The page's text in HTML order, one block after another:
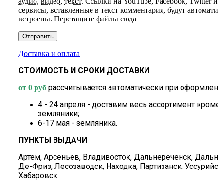
сервисы, вставленные в текст комментария, будут
встроены. Перетащите файлы сюда
Доставка и оплата
СТОИМОСТЬ И СРОКИ ДОСТАВКИ
от 0 руб рассчитывается автоматически при
4 - 24 апреля - доставим весь ассортимент
земляники;
6-17 мая - земляника.
ПУНКТЫ ВЫДАЧИ
Артем, Арсеньев, Владивосток, Дальнереченск,
Де-Фриз, Лесозаводск, Находка, Партизанск,
Хабаровск.